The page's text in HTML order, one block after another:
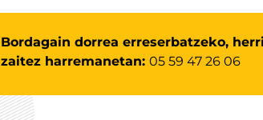
Bordagain dorrea erreserbatzeko,
zaitez harremanetan: 05 59 47 26 06